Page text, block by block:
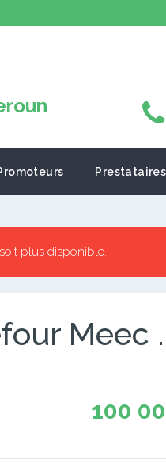
plus disponible.
Meec
100